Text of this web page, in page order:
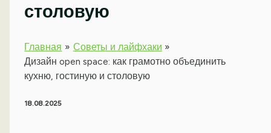
столовую
Главная
Советы и лайфхаки
Дизайн open space: как грамотно объединить
кухню, гостиную и столовую
18.08.2025